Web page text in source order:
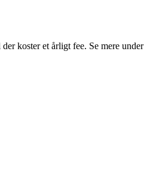
koster et årligt fee. Se mere under